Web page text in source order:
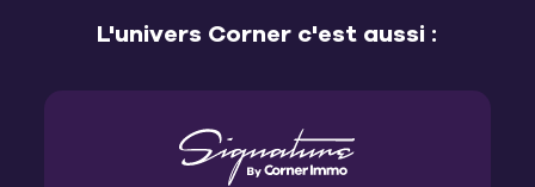
L'univers Corner c'est aussi :